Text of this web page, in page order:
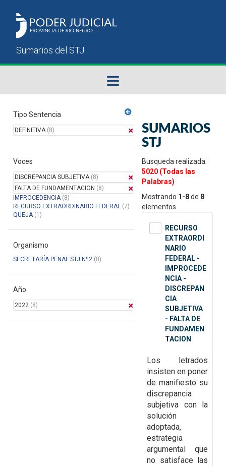
Sumarios del STJ
Manual del Usuario
Tipo Sentencia
DEFINITIVA(8)
Voces
DISCREPANCIA SUBJETIVA(8)
FALTA DE FUNDAMENTACION (8)
IMPROCEDENCIA(8)
RECURSO EXTRAORDINARIO FEDERAL (7)
QUEJA(1)
Organismo
SECRETARÍA PENAL STJ Nº2 (8)
Año
2022 (8)
SUMARIOS
STJ
Busqueda realizada:
5020 (Todas las
Palabras)
Mostrando 1-8de 8
elementos.
RECURSO
EXTRAORDI
NARIO
FEDERAL -
IMPROCEDE
NCIA -
DISCREPAN
CIA
SUBJETIVA
- FALTA DE
FUNDAMEN
TACION
Los letrados
insisten en poner
de manifiesto su
discrepancia
subjetiva con la
solución
adoptada,
estrategia
argumental que
no satisface las